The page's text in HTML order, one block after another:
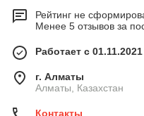
Рейтинг не
Менее 5 отзывов за
Работает с 01.11.2021
г. Алматы
Алматы, Казахстан
Контакты